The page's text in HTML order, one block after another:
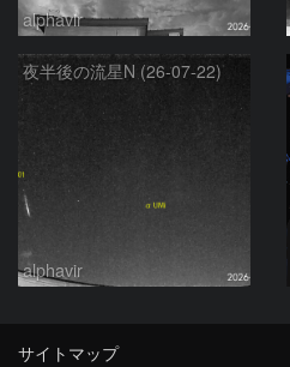
alphavir
夜半後の流星N (26-07-22)
alphavir
サイトマップ